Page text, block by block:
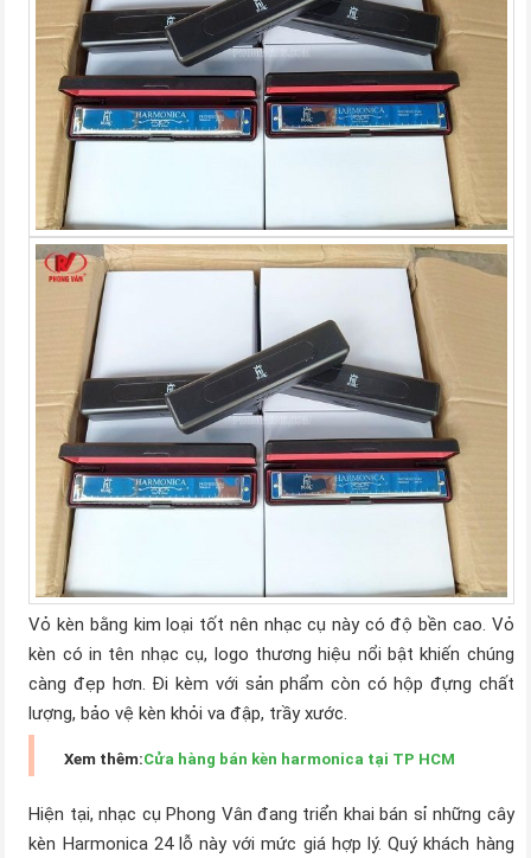
Vỏ kèn bằng kim loại tốt nên nhạc cụ này có độ bền cao. Vỏ
kèn có in tên nhạc cụ, logo thương hiệu nổi bật khiến chúng
càng đẹp hơn. Đi kèm với sản phẩm còn có hộp đựng chất
lượng, bảo vệ kèn khỏi va đập, trầy xước.
Xem thêm:Cửa hàng bán kèn harmonica tại TP HCM
Hiện tại, nhạc cụ Phong Vân đang triển khai bán sỉ những cây
kèn Harmonica 24 lỗ này với mức giá hợp lý. Quý khách hàng